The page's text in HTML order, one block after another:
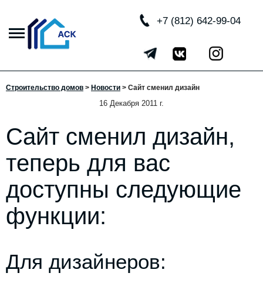
+7 (812) 642-99-04
Строительство домов > Новости > Сайт сменил дизайн
16 Декабря 2011 г.
Сайт сменил дизайн,
теперь для вас
доступны следующие
функции:
Для дизайнеров: